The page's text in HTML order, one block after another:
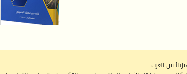
العرب.